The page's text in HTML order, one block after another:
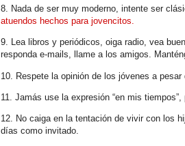
8. Nada de ser muy moderno, intente ser
atuendos hechos para jovencitos.
9. Lea libros y periódicos, oiga radio, vea
responda e-mails, llame a los amigos.
10. Respete la opinión de los jóvenes a
11. Jamás use la expresión “en mis
12. No caiga en la tentación de vivir con los
días como invitado.